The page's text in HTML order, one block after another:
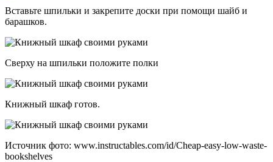
Вставьте шпильки и закрепите доски при помощи шайб и
барашков.
Сверху на шпильки положите полки
Книжный шкаф готов.
Источник фото: www.instructables.com/id/Cheap-easy-low-waste-
bookshelves